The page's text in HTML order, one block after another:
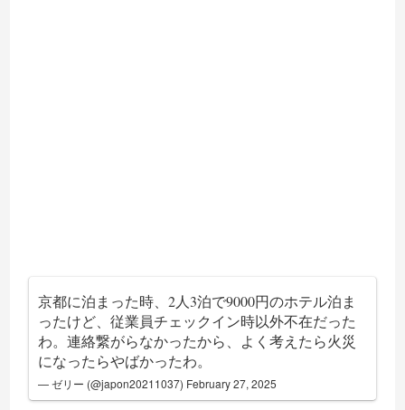
京都に泊まった時、2人3泊で9000円のホテル泊ま
ったけど、従業員チェックイン時以外不在だった
わ。連絡繋がらなかったから、よく考えたら火災
になったらやばかったわ。
— ゼリー (@japon20211037) February 27, 2025